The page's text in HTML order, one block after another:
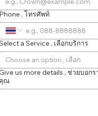
Phone , โทรศัพท์
a Service , เลือกบริการ
Choose an option , เลือก
us more details , ช่วยบอก
คุณ